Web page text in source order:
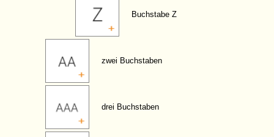
Buchstabe Z
zwei Buchstaben
drei Buchstaben